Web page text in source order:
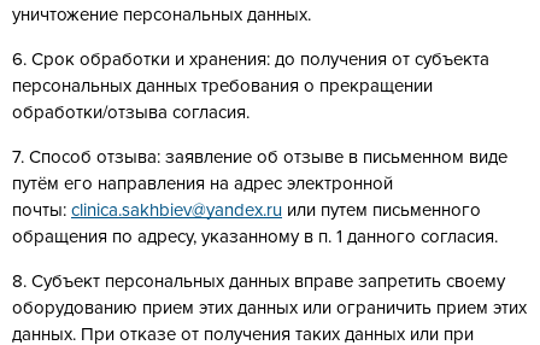
уничтожение персональных данных.
6. Срок обработки и хранения: до получения от субъекта
персональных данных требования о прекращении
обработки/отзыва согласия.
7. Способ отзыва: заявление об отзыве в письменном виде
путём его направления на адрес электронной
почты: clinica.sakhbiev@yandex.ru или путем письменного
обращения по адресу, указанному в п. 1 данного согласия.
8. Субъект персональных данных вправе запретить своему
оборудованию прием этих данных или ограничить прием этих
данных. При отказе от получения таких данных или при